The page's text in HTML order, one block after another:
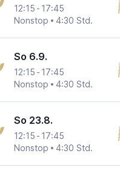
12:15 - 17:45
Nonstop
4:30 Std.
So 6.9.
12:15 - 17:45
Nonstop
4:30 Std.
So 23.8.
12:15 - 17:45
Nonstop
4:30 Std.